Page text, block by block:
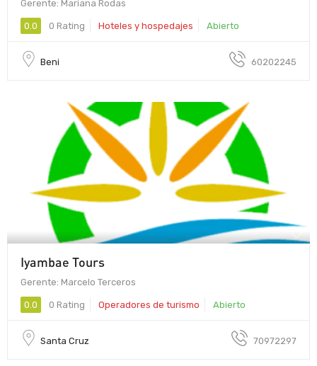
Gerente: Mariana Rodas
0.0 0 Rating Hoteles y hospedajes Abierto
Beni 60202245
Iyambae Tours
Gerente: Marcelo Terceros
0.0 0 Rating Operadores de turismo Abierto
Santa Cruz 70972297